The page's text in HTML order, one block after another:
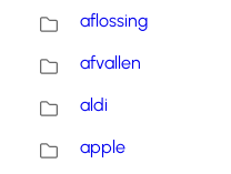
aflossing
afvallen
aldi
apple